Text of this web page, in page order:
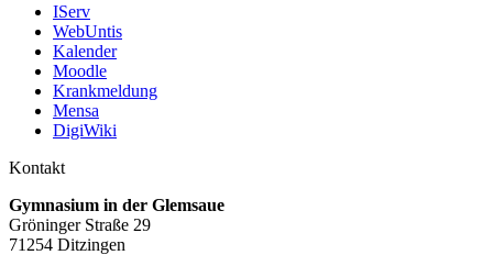
IServ
WebUntis
Kalender
Moodle
Krankmeldung
Mensa
DigiWiki
Kontakt
Gymnasium in der Glemsaue
Gröninger Straße 29
71254 Ditzingen